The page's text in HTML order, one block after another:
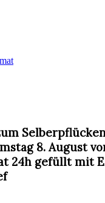
8. August
24h gefüllt mit